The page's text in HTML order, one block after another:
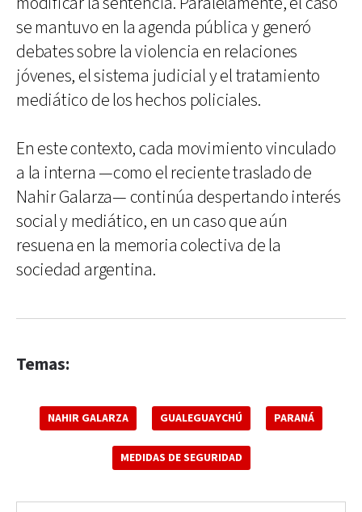
se mantuvo en la agenda pública y generó
debates sobre la violencia en relaciones
jóvenes, el sistema judicial y el tratamiento
mediático de los hechos policiales.
En este contexto, cada movimiento vinculado
a la interna —como el reciente traslado de
Nahir Galarza— continúa despertando interés
social y mediático, en un caso que aún
resuena en la memoria colectiva de la
sociedad argentina.
Temas:
NAHIR GALARZA GUALEGUAYCHÚ PARANÁ
MEDIDAS DE SEGURIDAD